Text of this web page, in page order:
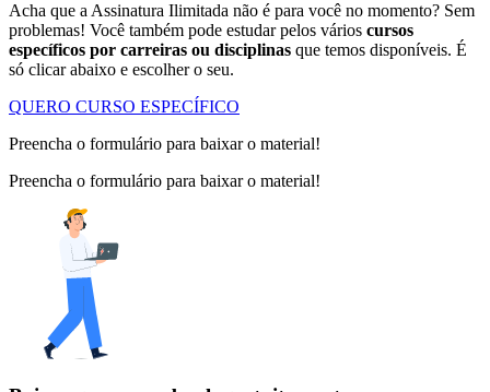
Acha que a Assinatura Ilimitada não é para você no momento? Sem
problemas! Você também pode estudar pelos vários cursos
específicos por carreiras ou disciplinas que temos disponíveis. É
só clicar abaixo e escolher o seu.
QUERO CURSO ESPECÍFICO
Preencha o formulário para baixar o material!
Preencha o formulário para baixar o material!